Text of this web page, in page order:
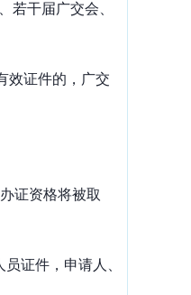
若干届广交会、
证件的， 广交
证资格将被取
证件，申请人、